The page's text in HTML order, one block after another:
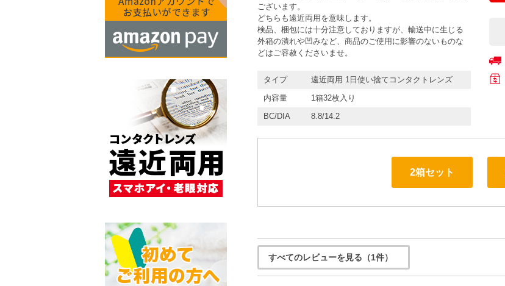
ございます。
どちらも遠近両用を意味します。
検品、梱包には十分注意しておりますが、輸送中に生じる
外箱の潰れや凹みなど、商品のご使用に影響のないものな
どはご容赦くださいませ。
タイプ
遠近両用 1日使い捨てコンタクトレンズ
内容量
1箱32枚入り
BC/DIA
8.8/14.2
2箱セット
すべてのレビューを見る（1件）